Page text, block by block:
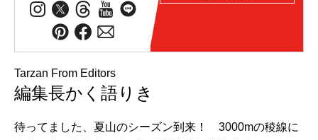
Tarzan From Editors
編集長かく語りき
待ってました、夏山のシーズン到来！ 3000mの稜線に